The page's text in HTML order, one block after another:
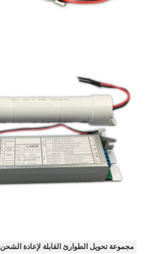
مجموعة تحويل الطوارئ القابلة لإعادة الشحن